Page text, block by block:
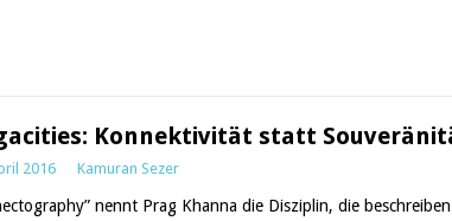
Konnektivität statt
2016 Kamuran Sezer
nennt Prag Khanna die Disziplin, die